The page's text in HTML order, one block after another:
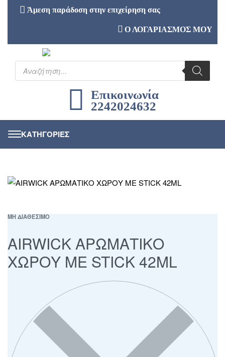
Άμεση παράδοση στην επιχείρηση σας
Ο ΛΟΓΑΡΙΑΣΜΟΣ ΜΟΥ
Επικοινωνία
2242024632
ΜΗ ΔΙΑΘΕΣΙΜΟ
AIRWICK ΑΡΩΜΑΤΙΚΟ
ΧΩΡΟΥ ΜΕ STICK 42ML